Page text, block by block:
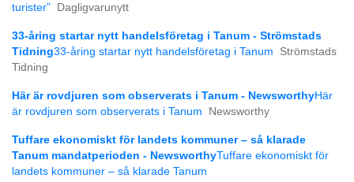
turister”
Dagligvarunytt
33-åring startar nytt handelsföretag i Tanum - Strömstads
Tidning33-åring startar nytt handelsföretag i Tanum
Strömstads
Tidning
Här är rovdjuren som observerats i Tanum - NewsworthyHär
är rovdjuren som observerats i Tanum
Newsworthy
Tuffare ekonomiskt för landets kommuner – så klarade
Tanum mandatperioden - NewsworthyTuffare ekonomiskt för
landets kommuner – så klarade Tanum